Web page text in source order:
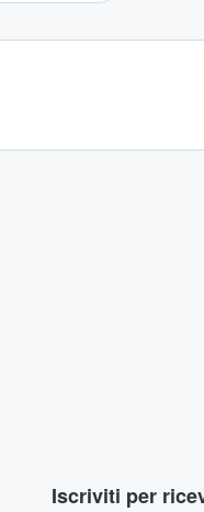
Iscriviti per